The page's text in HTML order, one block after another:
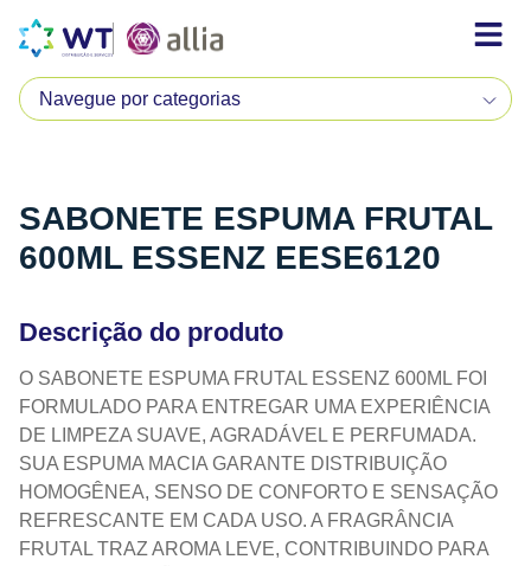
SABONETE ESPUMA FRUTAL
600ML ESSENZ EESE6120
Descrição do produto
O SABONETE ESPUMA FRUTAL ESSENZ 600ML FOI
FORMULADO PARA ENTREGAR UMA EXPERIÊNCIA
DE LIMPEZA SUAVE, AGRADÁVEL E PERFUMADA.
SUA ESPUMA MACIA GARANTE DISTRIBUIÇÃO
HOMOGÊNEA, SENSO DE CONFORTO E SENSAÇÃO
REFRESCANTE EM CADA USO. A FRAGRÂNCIA
FRUTAL TRAZ AROMA LEVE, CONTRIBUINDO PARA